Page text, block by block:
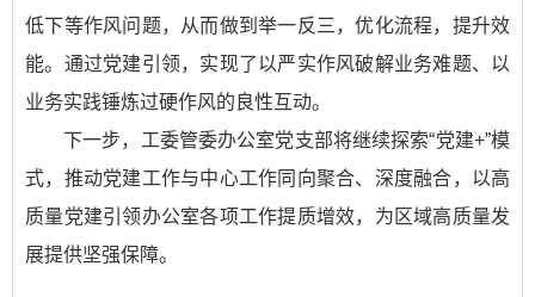
低下等作风问题，从而做到举一反三，优化流程，提升效
能。通过党建引领，实现了以严实作风破解业务难题、以
业务实践锤炼过硬作风的良性互动。
下一步，工委管委办公室党支部将继续探索“党建+”模
式，推动党建工作与中心工作同向聚合、深度融合，以高
质量党建引领办公室各项工作提质增效，为区域高质量发
展提供坚强保障。